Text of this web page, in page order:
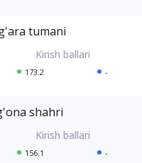
tumani
173.2 -
shahri
156.1 -